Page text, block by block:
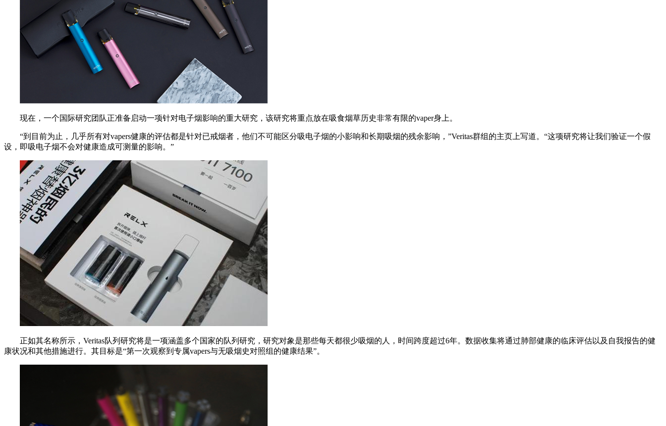
现在，一个国际研究团队正准备启动一项针对电子烟影响的重大研究，该研究将重点放在吸食烟草历史非常有限的vaper身上。
“到目前为止，几乎所有对vapers健康的评估都是针对已戒烟者，他们不可能区分吸电子烟的小影响和长期吸烟的残余影响，”Veritas群组的主页上写道。“这项研究将让我们验证一个假
设，即吸电子烟不会对健康造成可测量的影响。”
正如其名称所示，Veritas队列研究将是一项涵盖多个国家的队列研究，研究对象是那些每天都很少吸烟的人，时间跨度超过6年。数据收集将通过肺部健康的临床评估以及自我报告的健
康状况和其他措施进行。其目标是“第一次观察到专属vapers与无吸烟史对照组的健康结果”。